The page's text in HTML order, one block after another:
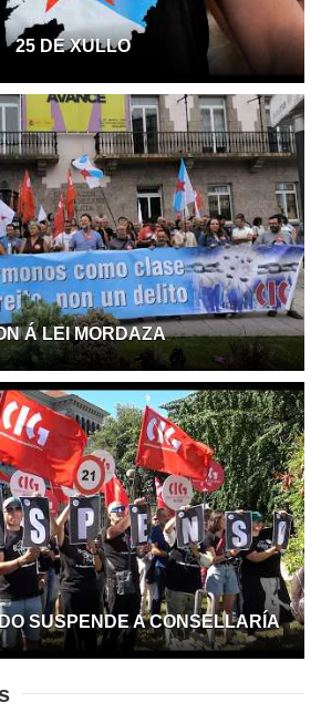
25 DE XULLO
Á LEI MORDAZA
SUSPENDE A CONSELLARÍA